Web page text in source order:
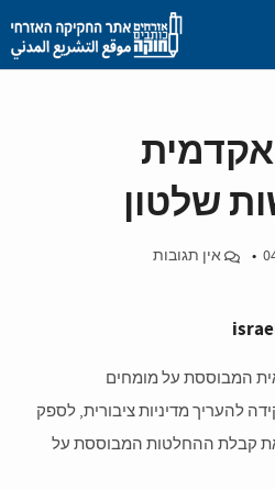
שלטון
• אין תגובות
המבוססת על מומחים
להעריך מדיניות ציבורית, לספק
את קבלת ההחלטות המבוססת על